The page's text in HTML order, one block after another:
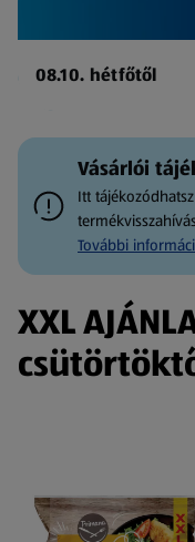
08.10. hétfőtől
Vásárlói
Itt
További
XXL